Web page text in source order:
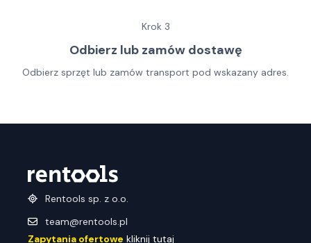
Krok 3
Odbierz lub zamów dostawę
Odbierz sprzęt lub zamów transport pod wskazany adres.
Rentools sp. z o.o.
team@rentools.pl
Zapytania ofertowe kliknij tutaj